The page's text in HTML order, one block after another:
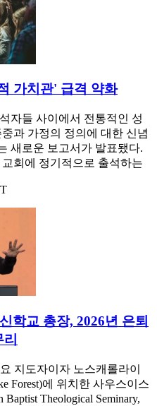
가치관' 급격 약화
자들 사이에서 전통적인 성
과 가정의 정의에 대한 신념
새로운 보고서가 발표됐다.
회에 정기적으로 출석하는
학교 총장, 2026년 은퇴
지도자이자 노스캐롤라이
Forest)에 위치한 사우스이스
Theological Seminary,